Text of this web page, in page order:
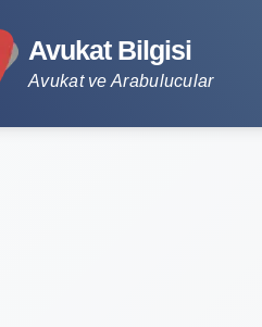
Avukat Bilgisi
Avukat ve Arabulucular